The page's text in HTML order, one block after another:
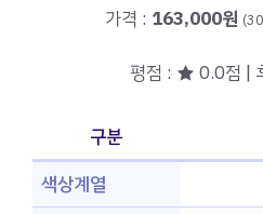
가격 : 163,000원
평점 : ★ 0.0점 |
구분
색상계열